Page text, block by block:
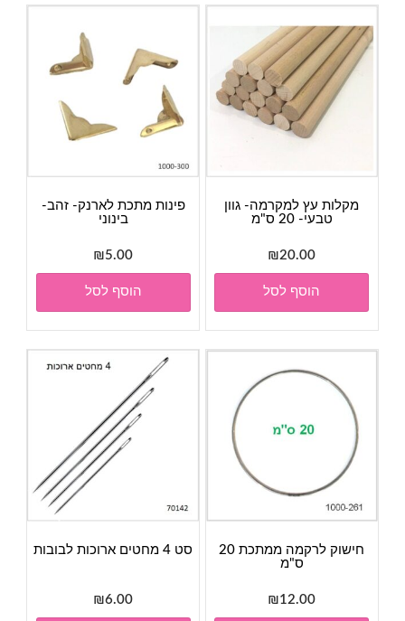
מקלות עץ למקרמה- גוון
טבעי- 20 ס"מ
₪20.00
הוסף לסל
פינות מתכת לארנק- זהב-
בינוני
₪5.00
הוסף לסל
חישוק לרקמה ממתכת 20
ס"מ
₪12.00
סט 4 מחטים ארוכות לבובות
₪6.00